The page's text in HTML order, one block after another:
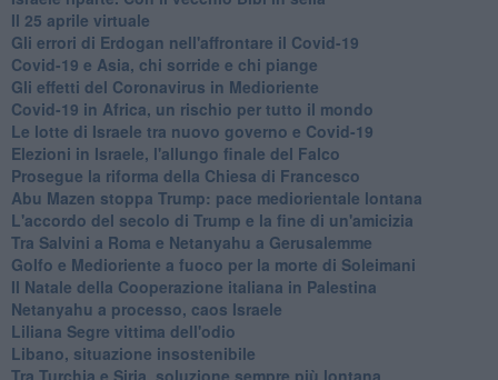
Il 25 aprile virtuale
Gli errori di Erdogan nell'affrontare il Covid-19
Covid-19 e Asia, chi sorride e chi piange
Gli effetti del Coronavirus in Medioriente
Covid-19 in Africa, un rischio per tutto il mondo
Le lotte di Israele tra nuovo governo e Covid-19
Elezioni in Israele, l'allungo finale del Falco
Prosegue la riforma della Chiesa di Francesco
Abu Mazen stoppa Trump: pace mediorientale lontana
L'accordo del secolo di Trump e la fine di un'amicizia
Tra Salvini a Roma e Netanyahu a Gerusalemme
Golfo e Medioriente a fuoco per la morte di Soleimani
Il Natale della Cooperazione italiana in Palestina
Netanyahu a processo, caos Israele
Liliana Segre vittima dell'odio
Libano, situazione insostenibile
Tra Turchia e Siria, soluzione sempre più lontana